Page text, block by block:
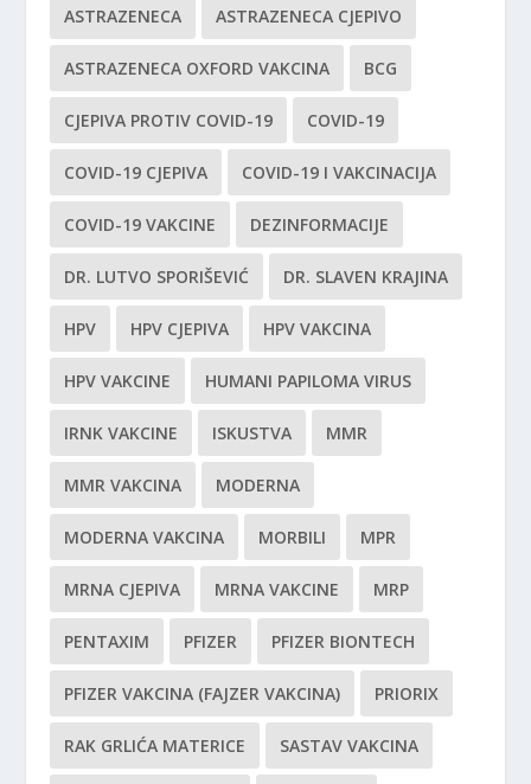
ASTRAZENECA ASTRAZENECA CJEPIVO
ASTRAZENECA OXFORD VAKCINA BCG
CJEPIVA PROTIV COVID-19 COVID-19
COVID-19 CJEPIVA COVID-19 I VAKCINACIJA
COVID-19 VAKCINE DEZINFORMACIJE
DR. LUTVO SPORIŠEVIĆ DR. SLAVEN KRAJINA
HPV HPV CJEPIVA HPV VAKCINA
HPV VAKCINE HUMANI PAPILOMA VIRUS
IRNK VAKCINE ISKUSTVA MMR
MMR VAKCINA MODERNA
MODERNA VAKCINA MORBILI MPR
MRNA CJEPIVA MRNA VAKCINE MRP
PENTAXIM PFIZER PFIZER BIONTECH
PFIZER VAKCINA (FAJZER VAKCINA) PRIORIX
RAK GRLIĆA MATERICE SASTAV VAKCINA